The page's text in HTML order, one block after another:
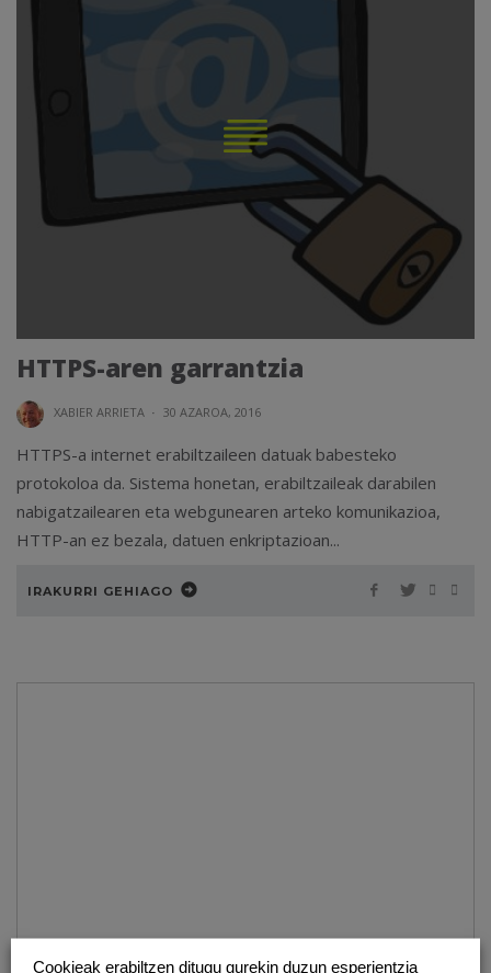
HTTPS-aren garrantzia
XABIER ARRIETA · 30 AZAROA, 2016
HTTPS-a internet erabiltzaileen datuak babesteko
protokoloa da. Sistema honetan, erabiltzaileak darabilen
nabigatzailearen eta webgunearen arteko komunikazioa,
HTTP-an ez bezala, datuen enkriptazioan...
IRAKURRI GEHIAGO
Cookieak erabiltzen ditugu gurekin duzun esperientzia